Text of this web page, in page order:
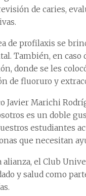
de caries,
de profilaxis se
También, en caso
donde se les
de fluoruro y
Javier Marichi
es un doble
estudiantes
que necesitan
alianza, el Club
y salud como